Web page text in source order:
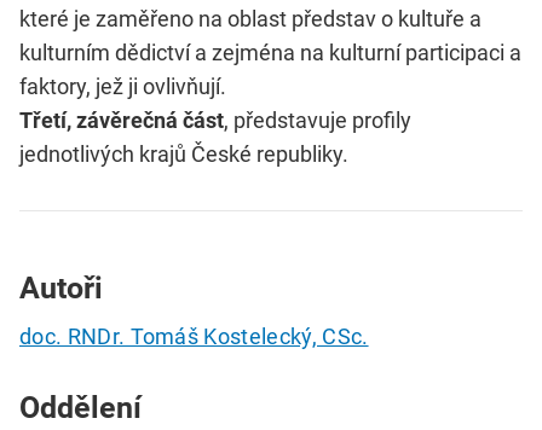
které je zaměřeno na oblast představ o kultuře a
kulturním dědictví a zejména na kulturní participaci a
faktory, jež ji ovlivňují.
Třetí, závěrečná část, představuje profily
jednotlivých krajů České republiky.
Autoři
doc. RNDr. Tomáš Kostelecký, CSc.
Oddělení